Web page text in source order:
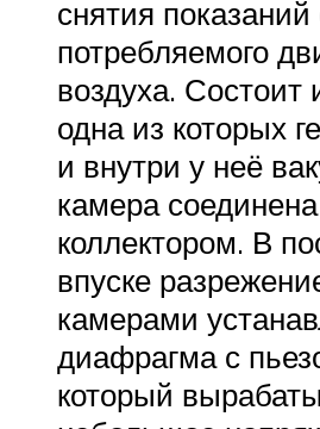
снятия
потребляемого
воздуха. Состоит
одна из которых
и внутри у неё
камера
коллектором. В
впуске
камерами
диафрагма с
который